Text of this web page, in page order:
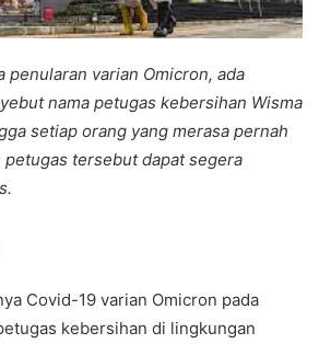
penularan varian Omicron, ada
nama petugas kebersihan Wisma
setiap orang yang merasa pernah
tersebut dapat segera
Covid-19 varian Omicron pada
kebersihan di lingkungan